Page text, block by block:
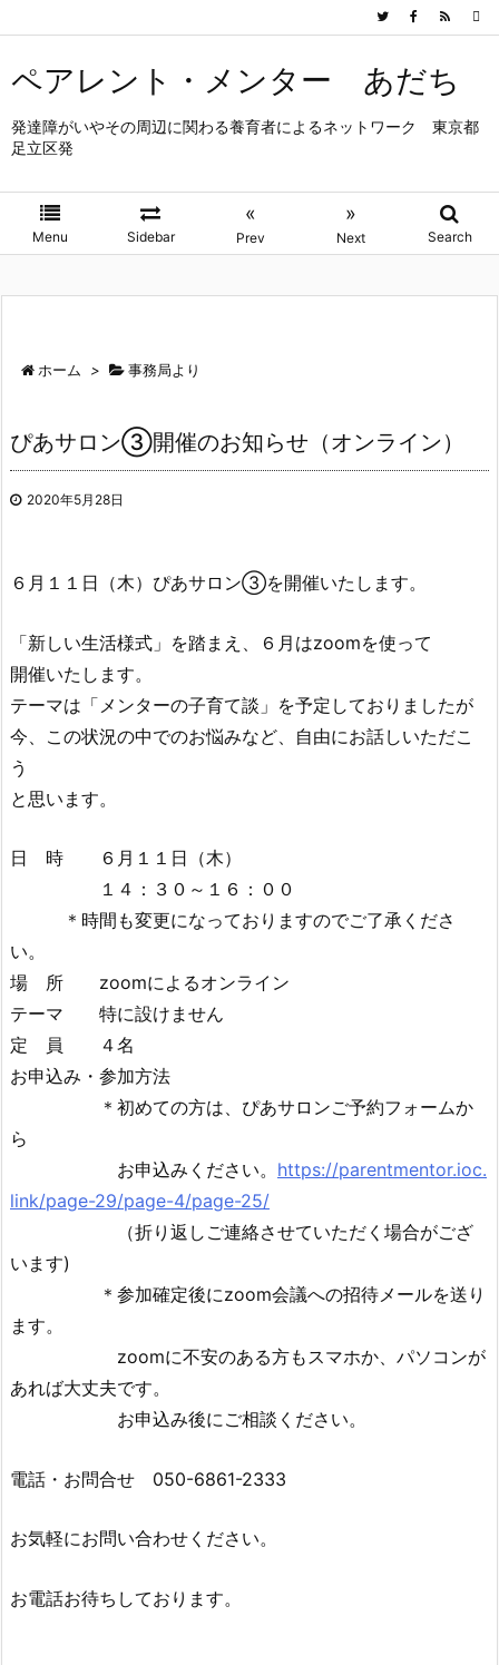
ペアレント・メンター あだち
発達障がいやその周辺に関わる養育者によるネットワーク 東京都
足立区発
Menu Sidebar
«
Prev
»
Next Search
ホーム > 事務局より
ぴあサロン③開催のお知らせ（オンライン）
2020年5月28日
６月１１日（木）ぴあサロン③を開催いたします。
「新しい生活様式」を踏まえ、６月はzoomを使って
開催いたします。
テーマは「メンターの子育て談」を予定しておりましたが
今、この状況の中でのお悩みなど、自由にお話しいただこ
う
と思います。
日 時 ６月１１日（木）
１４：３０～１６：００
＊時間も変更になっておりますのでご了承くださ
い。
場 所 zoomによるオンライン
テーマ 特に設けません
定 員 ４名
お申込み・参加方法
＊初めての方は、ぴあサロンご予約フォームか
ら
お申込みください。 https://parentmentor.ioc.
link/page-29/page-4/page-25/
（折り返しご連絡させていただく場合がござ
います)
＊参加確定後にzoom会議への招待メールを送り
ます。
zoomに不安のある方もスマホか、パソコンが
あれば大丈夫です。
お申込み後にご相談ください。
電話・お問合せ 050-6861-2333
お気軽にお問い合わせください。
お電話お待ちしております。